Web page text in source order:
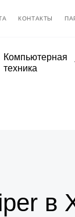
КОНТАКТЫ
Компьютерная
техника
в